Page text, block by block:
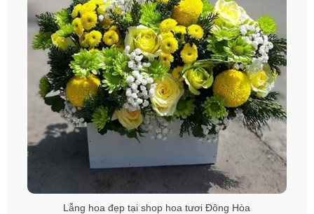
Lẫng hoa đẹp tại shop hoa tươi Đông Hòa